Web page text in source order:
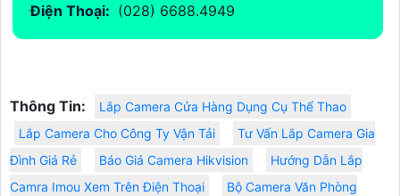
Điện Thoại: (028) 6688.4949
Thông Tin:
Lắp Camera Cửa Hàng Dụng Cụ Thể Thao
Lắp Camera Cho Công Ty Vận Tải
Tư Vấn Lắp Camera Gia
Đình Giá Rẻ
Báo Giá Camera Hikvision
Hướng Dẫn Lắp
Camra Imou Xem Trên Điện Thoại
Bộ Camera Văn Phòng